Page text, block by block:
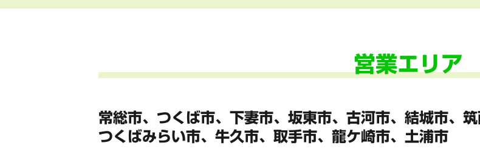
営業エリア
常総市、つくば市、下妻市、坂東市、 古河市、結城市、筑
つくばみらい市、牛久市、 取手市、龍ケ崎市、土浦市